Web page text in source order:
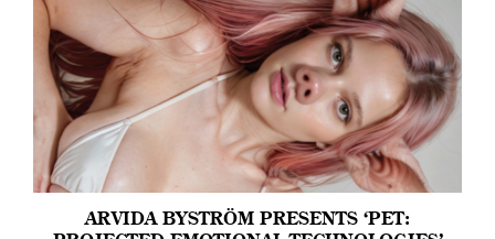
ARVIDA BYSTRÖM PRESENTS ‘PET: